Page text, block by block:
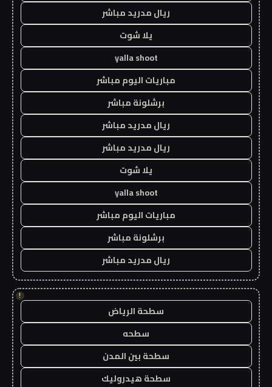
ريال مدريد مباشر
يلا شوت
yalla shoot
مباريات اليوم مباشر
برشلونة مباشر
ريال مدريد مباشر
ريال مدريد مباشر
يلا شوت
yalla shoot
مباريات اليوم مباشر
برشلونة مباشر
ريال مدريد مباشر
!
سطحة الرياض
سطحه
سطحة بين المدن
سطحة هيدروليك